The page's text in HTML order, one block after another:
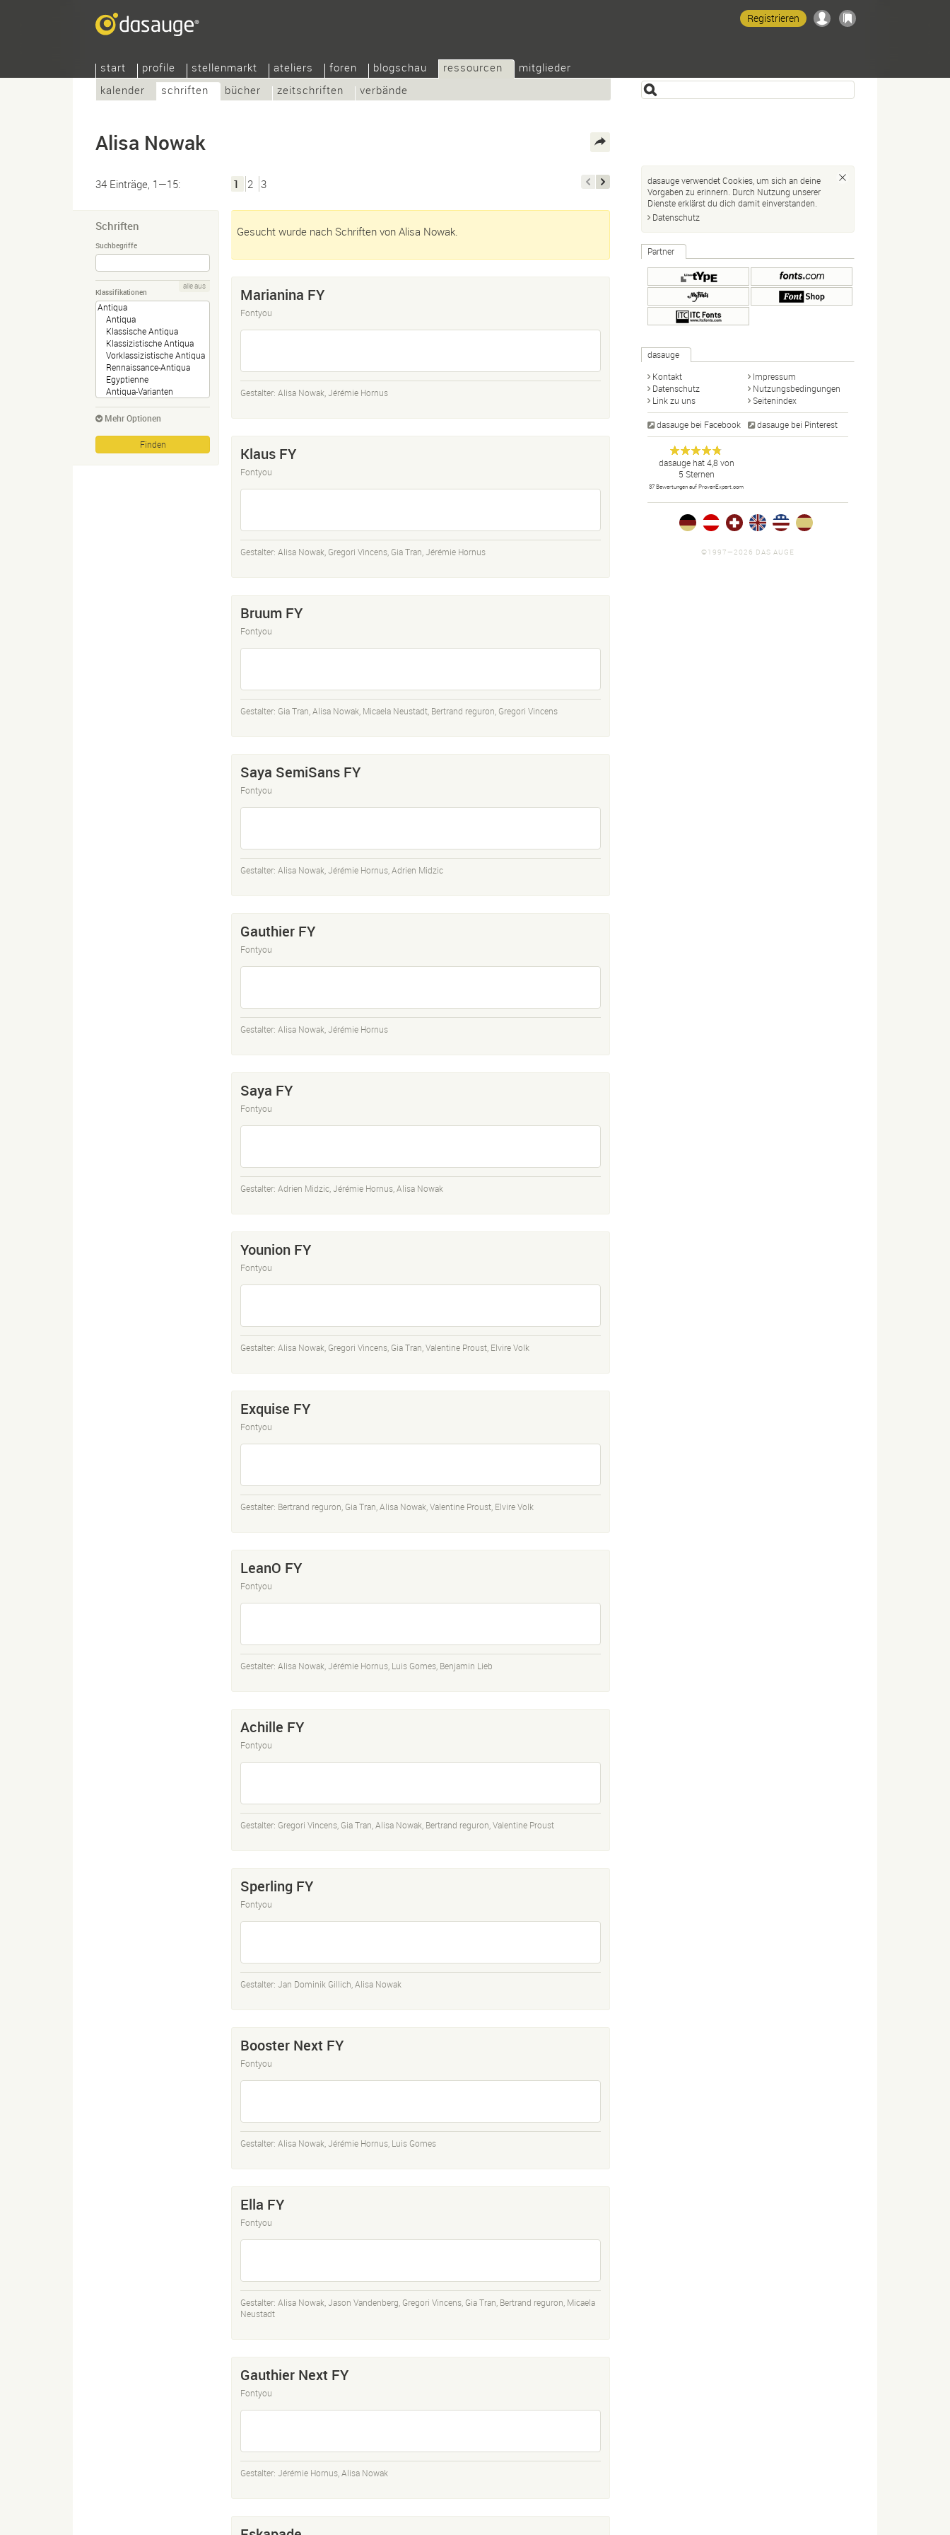
start profile stellenmarkt ateliers foren blogschau
ressourcen
kalender
schriften bücher zeitschriften verbände
mitglieder
Registrieren
Alisa Nowak
34 Einträge, 1—15: 1 2 3
Schriften
Suchbegriffe
Klassifikationen
alle aus
Mehr Optionen
Gesucht wurde nach Schriften von Alisa Nowak.
Marianina FY
Fontyou
Gestalter: Alisa Nowak Jérémie Hornus
Klaus FY
Fontyou
Gestalter: Alisa Nowak Gregori Vincens Gia Tran Jérémie Hornus
Bruum FY
Fontyou
Gestalter: Gia Tran Alisa Nowak Micaela Neustadt Bertrand reguron Gregori Vincens
Saya SemiSans FY
Fontyou
Gestalter: Alisa Nowak Jérémie Hornus Adrien Midzic
Gauthier FY
Fontyou
Gestalter: Alisa Nowak Jérémie Hornus
Saya FY
Fontyou
Gestalter: Adrien Midzic Jérémie Hornus Alisa Nowak
Younion FY
Fontyou
Gestalter: Alisa Nowak Gregori Vincens Gia Tran Valentine Proust Elvire Volk
Exquise FY
Fontyou
Gestalter: Bertrand reguron Gia Tran Alisa Nowak Valentine Proust Elvire Volk
LeanO FY
Fontyou
Gestalter: Alisa Nowak Jérémie Hornus Luis Gomes Benjamin Lieb
Achille FY
Fontyou
Gestalter: Gregori Vincens Gia Tran Alisa Nowak Bertrand reguron Valentine Proust
Sperling FY
Fontyou
Gestalter: Jan Dominik Gillich Alisa Nowak
Booster Next FY
Fontyou
Gestalter: Alisa Nowak Jérémie Hornus Luis Gomes
Ella FY
Fontyou
Gestalter: Alisa Nowak Jason Vandenberg Gregori Vincens Gia Tran Bertrand reguron Micaela
Neustadt
Gauthier Next FY
Fontyou
Gestalter: Jérémie Hornus Alisa Nowak
dasauge verwendet Cookies, um sich an deine
Vorgaben zu erinnern. Durch Nutzung unserer
Dienste erklärst du dich damit einverstanden.
Datenschutz
Partner
dasauge
Kontakt
Impressum
Datenschutz
Nutzungsbedingungen
Link zu uns
Seitenindex
dasauge bei Facebook dasauge bei Pinterest
dasauge
Designer,
Fotografen,
Agenturen,
Portfolios
und Jobs.
Anonym
dasaugehat4,8 von
5 Sternen
37 Bewertungen auf ProvenExpert.com
©1997—2026 DAS AUGE